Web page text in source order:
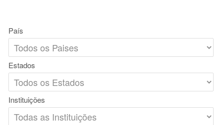
País
Estados
Instituições